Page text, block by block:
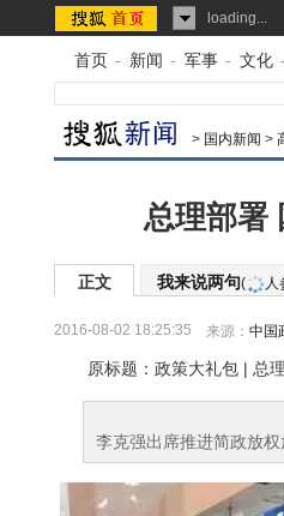
loading...
首页 - 新闻 - 军事 - 文化 -
> 国内新闻 >
总理部署
正文 我来说两句( 人
2016-08-02 18:25:35 来源： 中国
原标题：政策大礼包 | 总
李克强出席推进简政放